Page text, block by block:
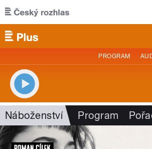
Přejít k hlavnímu obsahu
PROGRAM
Náboženství Program